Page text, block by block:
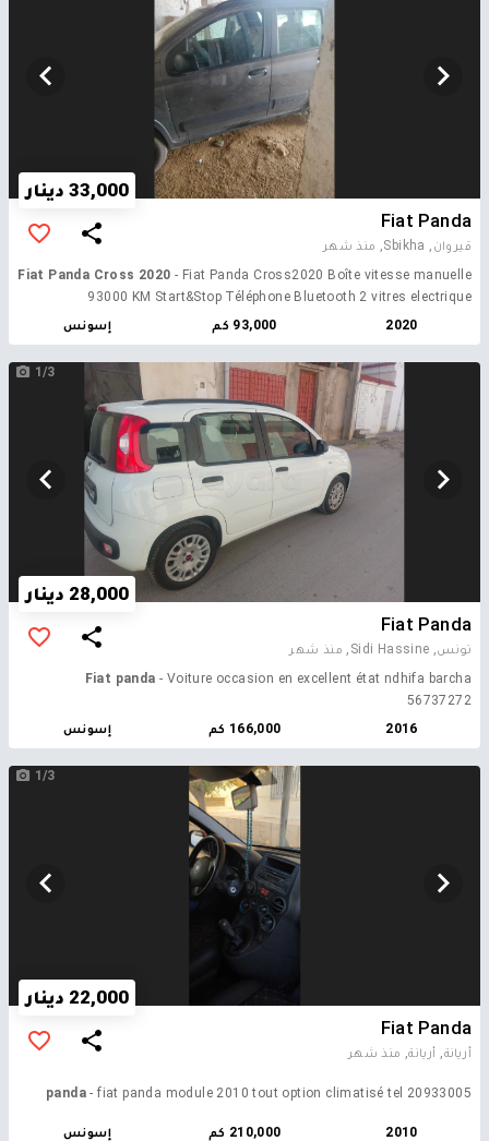
33,000 دينار
Fiat Panda
قيروان, Sbikha,
منذ شهر
Fiat Panda Cross 2020 - Fiat Panda Cross2020 Boîte vitesse manuelle
93000 KM Start&Stop Téléphone Bluetooth 2 vitres electrique
Rétroviseurs électrique Radar électrique Feux de jour Volant
2020 93,000 كم إسونس
1/3
28,000 دينار
Fiat Panda
تونس, Sidi Hassine,
منذ شهر
Fiat panda - Voiture occasion en excellent état ndhifa barcha
56737272
2016
166,000 كم إسونس
1/3
22,000 دينار
Fiat Panda
أريانة, أريانة, منذ شهر
panda - fiat panda module 2010 tout option climatisé tel 20933005
2010 210,000 كم إسونس